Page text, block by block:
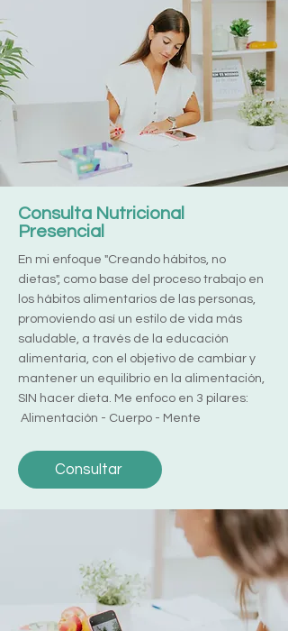
Consulta Nutricional
Presencial
En mi enfoque "Creando hábitos, no
dietas", como base del proceso trabajo en
los hábitos alimentarios de las personas,
promoviendo así un estilo de vida más
saludable, a través de la educación
alimentaria, con el objetivo de cambiar y
mantener un equilibrio en la alimentación,
SIN hacer dieta. Me enfoco en 3 pilares:
Alimentación - Cuerpo - Mente
Consultar